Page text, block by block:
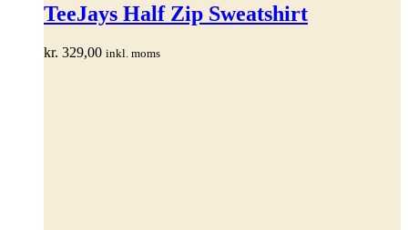
har
flere
Mulighederne
TeeJays Half Zip Sweatshirt
kr. 329,00 inkl. moms